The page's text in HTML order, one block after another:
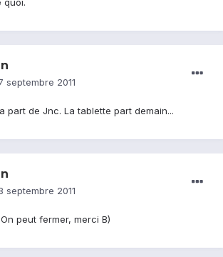
quoi.
septembre 2011
part de Jnc. La tablette part demain...
septembre 2011
peut fermer, merci B)